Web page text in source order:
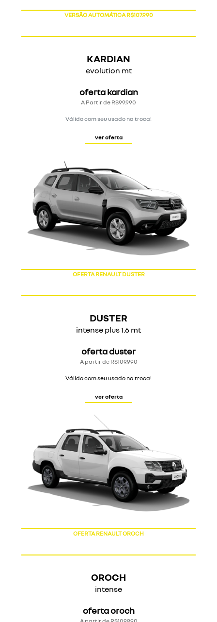
KARDIAN
evolution mt
OFERTA RENAULT KARDIAN
oferta kardian
A Partir de R$99.990
Válido com seu usado na troca!
ver oferta
DUSTER
intense plus 1.6 mt
OFERTA RENAULT DUSTER
oferta duster
A partir de R$109.990
Válido com seu usado na troca!
ver oferta
OROCH
intense
OFERTA RENAULT OROCH
oferta oroch